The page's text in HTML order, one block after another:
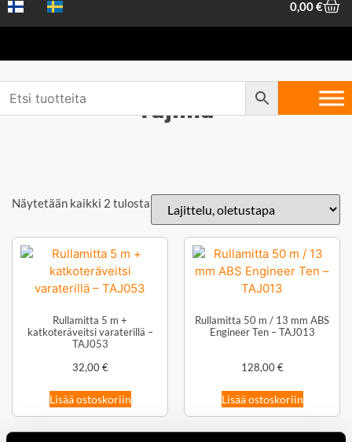
0,00€
Tajima
Näytetään kaikki 2 tulosta
Rullamitta 5 m +
katkoteräveitsi varaterillä –
TAJ053
32,00€
Lisää ostoskoriin
Rullamitta 50 m / 13 mm ABS
Engineer Ten – TAJ013
128,00€
Lisää ostoskoriin